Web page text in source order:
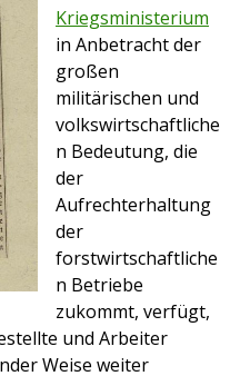
Kriegsministerium
in Anbetracht der
großen
militärischen und
volkswirtschaftliche
n Bedeutung, die
der
Aufrechterhaltung
der
forstwirtschaftliche
n Betriebe
zukommt, verfügt,
und Arbeiter
Weise weiter